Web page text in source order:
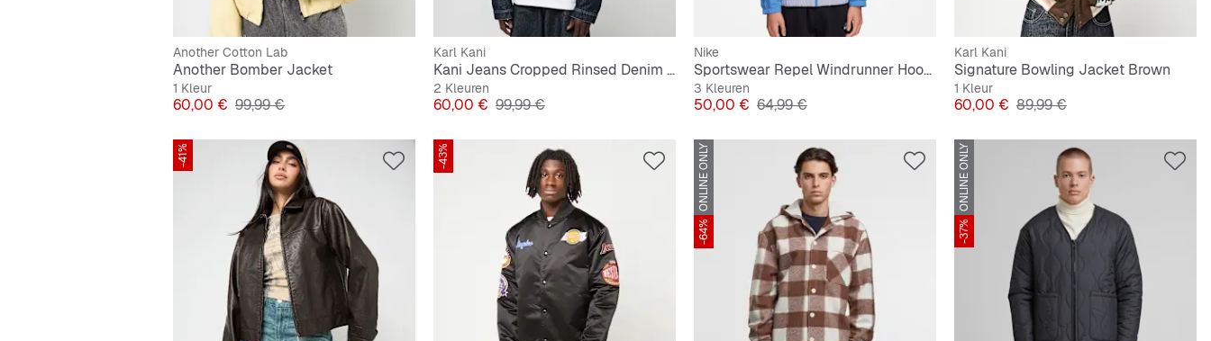
Another Cotton Lab
Another Bomber Jacket
1 Kleur
Prijs
60,00 € Originele Prijs
99,99 €
Karl Kani
Kani Jeans Cropped Rinsed Denim Jacket
2 Kleuren
Prijs
60,00 € Originele Prijs
99,99 €
Nike
Sportswear Repel Windrunner Hooded Jacket
3 Kleuren
Prijs
50,00 € Originele Prijs
64,99 €
Karl Kani
Signature Bowling Jacket Brown
1 Kleur
Prijs
60,00 € Originele Prijs
89,99 €
-41% -43% ONLINE ONLY
-64%
ONLINE ONLY
-37%